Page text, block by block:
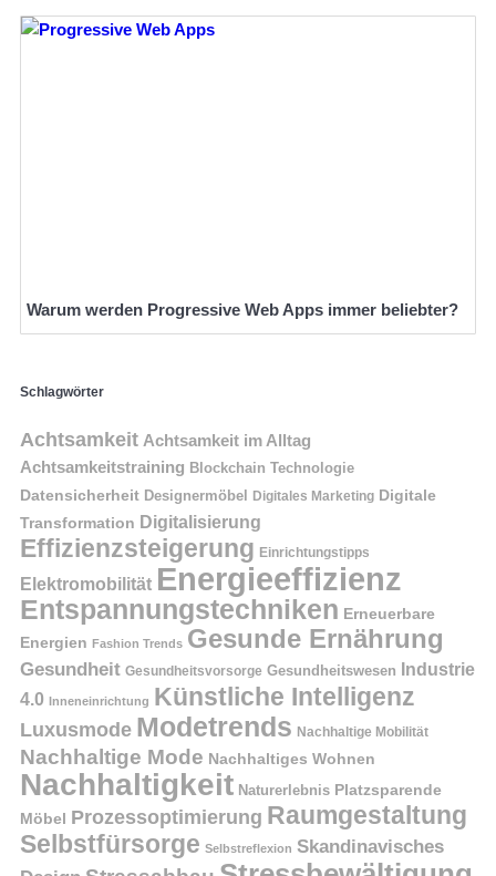
Warum werden Progressive Web Apps immer beliebter?
Schlagwörter
Achtsamkeit Achtsamkeit im Alltag
Achtsamkeitstraining Blockchain Technologie
Datensicherheit Designermöbel Digitales Marketing Digitale
Transformation Digitalisierung
Effizienzsteigerung Einrichtungstipps
Elektromobilität Energieeffizienz
Entspannungstechniken Erneuerbare
Energien Fashion Trends Gesunde Ernährung
Gesundheit Gesundheitsvorsorge Gesundheitswesen
Industrie
4.0
Inneneinrichtung Künstliche Intelligenz
Luxusmode Modetrends Nachhaltige Mobilität
Nachhaltige Mode Nachhaltiges Wohnen
Nachhaltigkeit Naturerlebnis Platzsparende
Möbel
Prozessoptimierung Raumgestaltung
Selbstfürsorge Selbstreflexion Skandinavisches